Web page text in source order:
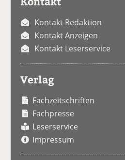
Kontakt Redaktion
Kontakt Anzeigen
Kontakt Leserservice
Verlag
Fachzeitschriften
Fachpresse
Leserservice
Impressum